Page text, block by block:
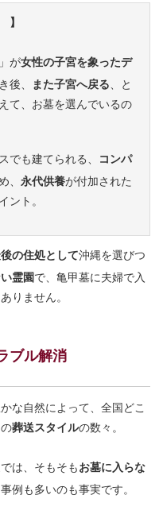
】
が女性の子宮を象ったデ
後、 また子宮へ戻る、と
て、お墓を選んでいるの
でも建てられる、
コンパ
、永代供養が付加された
ント。
の住処として沖縄を選びつ
霊園で、亀甲墓に夫婦で入
りません。
ブル解消
な自然によって、全国どこ
葬送スタイルの数々。
は、そもそもお墓に入らな
例も多いのも事実です。